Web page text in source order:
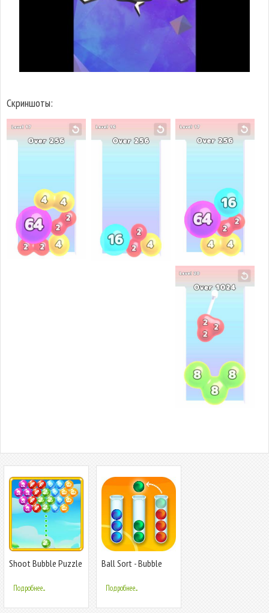
Скриншоты:
Shoot Bubble Puzzle
Подробнее...
Ball Sort - Bubble
Подробнее...